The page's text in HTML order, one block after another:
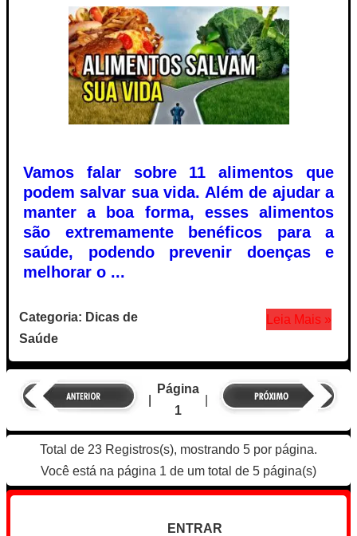
Vamos falar sobre 11 alimentos que
podem salvar sua vida. Além de ajudar a
manter a boa forma, esses alimentos
são extremamente benéficos para a
saúde, podendo prevenir doenças e
melhorar o ...
Categoria: Dicas de
Saúde
Leia Mais »
Página
1
Total de 23 Registros(s), mostrando 5 por página.
Você está na página 1 de um total de 5 página(s)
ENTRAR